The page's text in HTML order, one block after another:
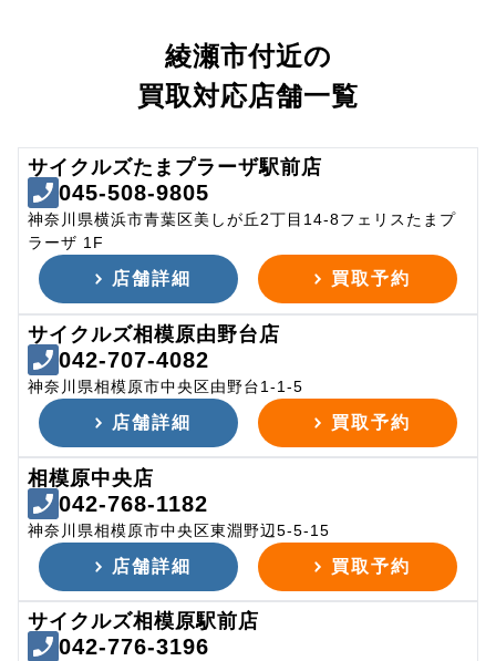
綾瀬市付近の
買取対応店舗一覧
サイクルズたまプラーザ駅前店
045-508-9805
神奈川県横浜市青葉区美しが丘2丁目14-8フェリスたまプ
ラーザ 1F
店舗詳細 買取予約
サイクルズ相模原由野台店
042-707-4082
神奈川県相模原市中央区由野台1-1-5
店舗詳細 買取予約
相模原中央店
042-768-1182
神奈川県相模原市中央区東淵野辺5-5-15
店舗詳細 買取予約
サイクルズ相模原駅前店
042-776-3196